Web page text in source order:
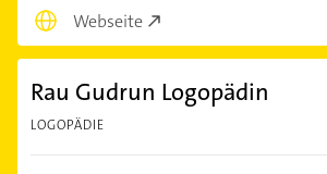
Webseite
Rau Gudrun Logopädin
LOGOPÄDIE